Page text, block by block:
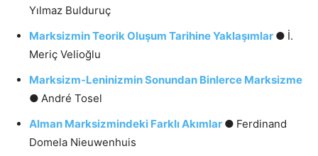
Yılmaz Bulduruç
Marksizmin Teorik Oluşum Tarihine Yaklaşımlar ● İ.
Meriç Velioğlu
Marksizm-Leninizmin Sonundan Binlerce Marksizme
● André Tosel
Alman Marksizmindeki Farklı Akımlar ● Ferdinand
Domela Nieuwenhuis